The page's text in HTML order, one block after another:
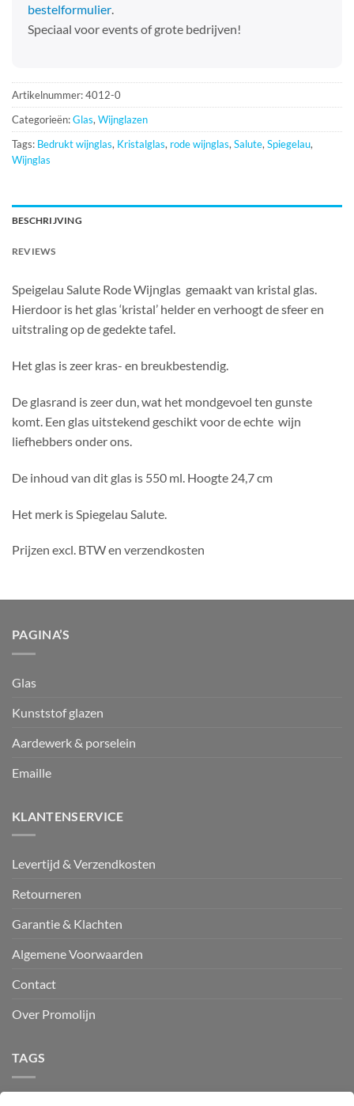
bestelformulier
Speciaal voor events of grote bedrijven!
Artikelnummer:4012-0
Categorieën:Glas, Wijnglazen
Tags: Bedrukt wijnglas, Kristalglas, rode wijnglas, Salute, Spiegelau,
Wijnglas
BESCHRIJVING
REVIEWS
Speigelau Salute Rode Wijnglas gemaakt van kristal glas.
Hierdoor is het glas ‘kristal’ helder en verhoogt de sfeer en
uitstraling op de gedekte tafel.
Het glas is zeer kras- en breukbestendig.
De glasrand is zeer dun, wat het mondgevoel ten gunste
komt. Een glas uitstekend geschikt voor de echte wijn
liefhebbers onder ons.
De inhoud van dit glas is 550 ml. Hoogte 24,7 cm
Het merk is Spiegelau Salute.
Prijzen excl. BTW en verzendkosten
PAGINA’S
Glas
Kunststof glazen
Aardewerk & porselein
Emaille
KLANTENSERVICE
Levertijd & Verzendkosten
Retourneren
Garantie & Klachten
Algemene Voorwaarden
Contact
Over Promolijn
TAGS